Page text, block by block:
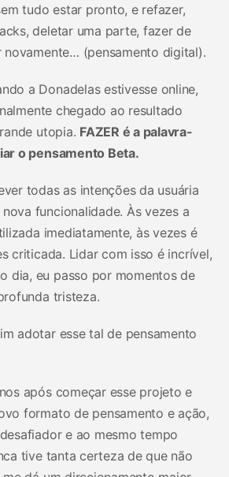
tudo estar pronto, e refazer,
deletar uma parte, fazer de
(pensamento digital).
a Donadelas estivesse online,
chegado ao resultado
utopia. FAZER é a palavra-
o pensamento Beta.
todas as intenções da usuária
funcionalidade. Às vezes a
imediatamente, às vezes é
criticada. Lidar com isso é incrível,
dia, eu passo por momentos de
tristeza.
adotar esse tal de pensamento
após começar esse projeto e
formato de pensamento e ação,
e ao mesmo tempo
tive tanta certeza de que não